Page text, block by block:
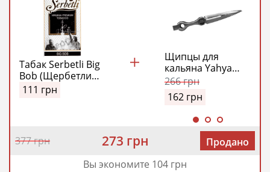
Табак Serbetli Big
Bob (Щербетли
Большой Боб)
111 грн
Щипцы для
кальяна Yahya
(металлик)
266грн
162 грн
377 грн 273 грн
Продано
Вы экономите 104 грн